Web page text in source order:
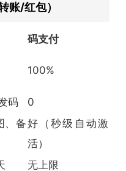
账/红包）
码支付
100%
码 0
、备好（秒级自动激
活）
无上限